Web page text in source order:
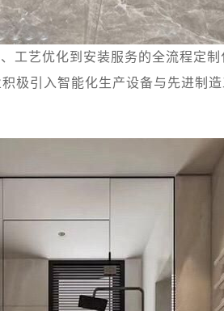
工艺优化到安装服务的全流程定
极引入智能化生产设备与先进制